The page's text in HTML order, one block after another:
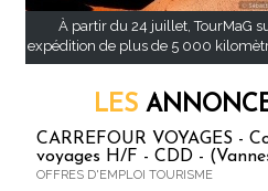
À partir du 24 juillet, TourMaG
expédition de plus de 5 000
LES
CARREFOUR VOYAGES -
voyages H/F - CDD -
OFFRES D'EMPLOI TOURISME